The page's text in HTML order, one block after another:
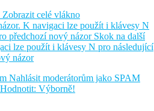
Zobrazit celé vlákno
K navigaci lze použít i klávesy N
předchozí nový názor Skok na další
lze použít i klávesy N pro následující
názor
Nahlásit moderátorům jako SPAM
Hodnotit: Výborně!